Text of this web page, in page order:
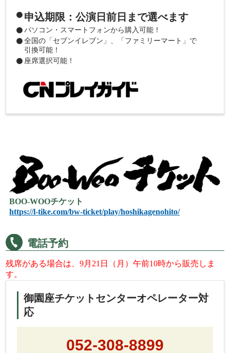
申込期限：公演日前日まで選べます
パソコン・スマートフォンから購入可能！
全国の「セブンイレブン」、「ファミリーマート」で
引換可能！
座席選択可能！
BOO-WOOチケット
https://l-tike.com/bw-ticket/play/hoshikagenohito/
電話予約
残席がある場合は、9月21日（月）午前10時から販売しま
す。
御園座チケットセンターオペレーター対
応
052-308-8899